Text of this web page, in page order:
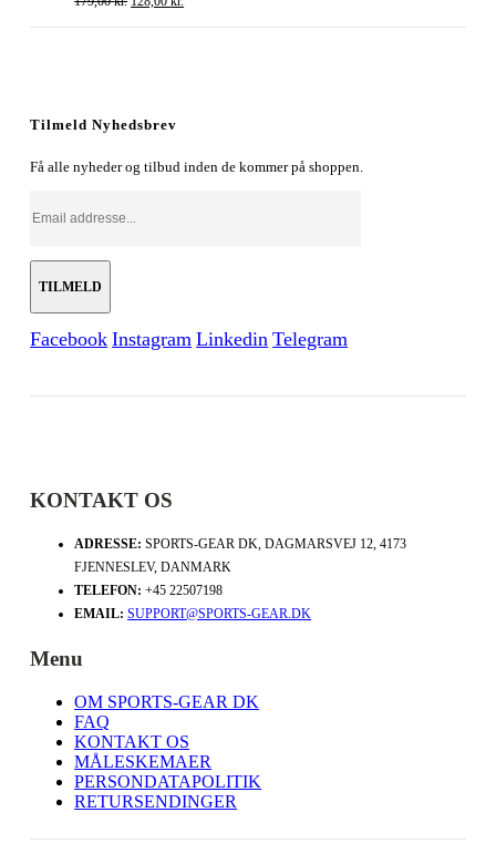
Tilmeld Nyhedsbrev
Få alle nyheder og tilbud inden de kommer på shoppen.
Facebook Instagram Linkedin Telegram
KONTAKT OS
ADRESSE: SPORTS-GEAR DK, DAGMARSVEJ 12, 4173
FJENNESLEV, DANMARK
TELEFON: +45 22507198
EMAIL: SUPPORT@SPORTS-GEAR.DK
Menu
OM SPORTS-GEAR DK
FAQ
KONTAKT OS
MÅLESKEMAER
PERSONDATAPOLITIK
RETURSENDINGER